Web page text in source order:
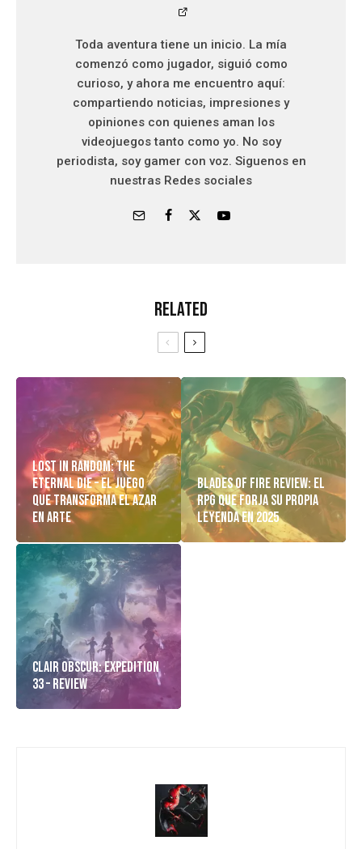
Toda aventura tiene un inicio. La mía
comenzó como jugador, siguió como
curioso, y ahora me encuentro aquí:
compartiendo noticias, impresiones y
opiniones con quienes aman los
videojuegos tanto como yo. No soy
periodista, soy gamer con voz. Siguenos en
nuestras Redes sociales
Related
Lost in Random: The
Eternal Die – El Juego
Que Transforma el Azar
en Arte
Blades of Fire Review: El
RPG Que Forja Su Propia
Leyenda en 2025
Clair Obscur: Expedition
33 – Review